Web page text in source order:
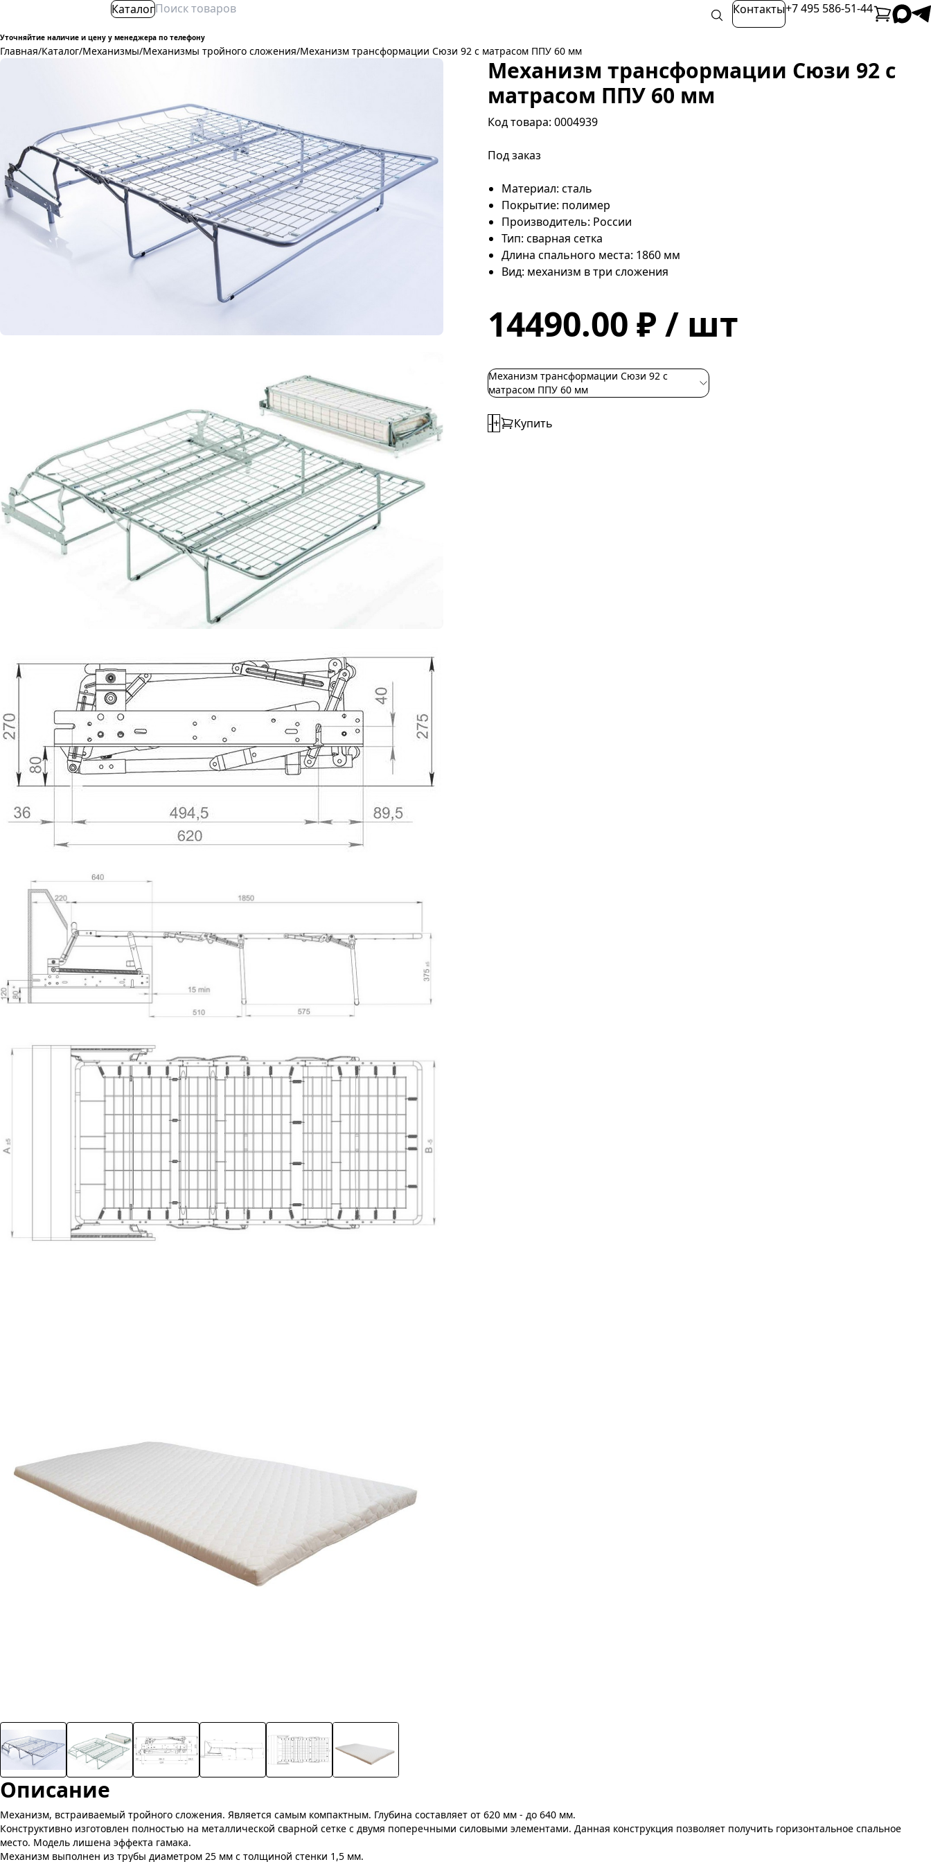
Каталог Контакты+7 495 586-51-44
Уточняйтие наличие и цену у менеджера по телефону
Главная/Каталог/Механизмы/Механизмы тройного сложения/Механизм трансформации Сюзи 92 с матрасом ППУ 60 мм
Механизм трансформации Сюзи 92 с
матрасом ППУ 60 мм
Код товара: 0004939
Под заказ
Материал: сталь
Покрытие: полимер
Производитель: России
Тип: сварная сетка
Длина спального места: 1860 мм
Вид: механизм в три сложения
14490.00 ₽ / шт
Механизм трансформации Сюзи 92 с
матрасом ППУ 60 мм
-+ Купить
Описание
Механизм, встраиваемый тройного сложения. Является самым компактным. Глубина составляет от 620 мм - до 640 мм.
Конструктивно изготовлен полностью на металлической сварной сетке с двумя поперечными силовыми элементами. Данная конструкция позволяет получить горизонтальное спальное
место. Модель лишена эффекта гамака.
Механизм выполнен из трубы диаметром 25 мм с толщиной стенки 1,5 мм.